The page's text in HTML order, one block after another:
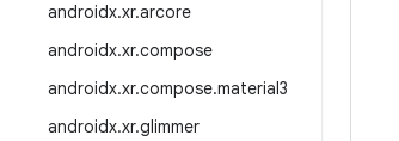
androidx.xr.arcore
androidx.xr.compose
androidx.xr.compose.material3
androidx.xr.glimmer